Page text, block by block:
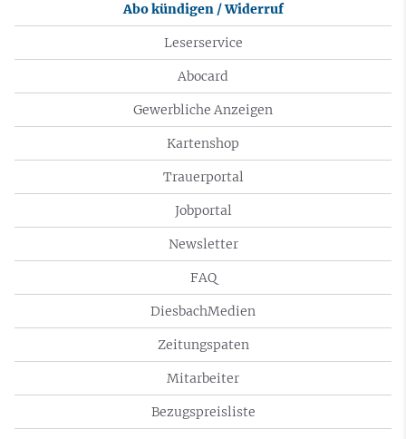
Abo kündigen / Widerruf
Leserservice
Abocard
Gewerbliche Anzeigen
Kartenshop
Trauerportal
Jobportal
Newsletter
FAQ
DiesbachMedien
Zeitungspaten
Mitarbeiter
Bezugspreisliste